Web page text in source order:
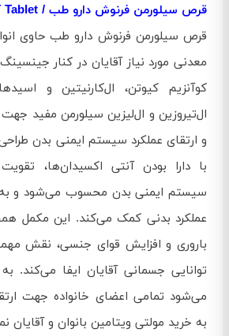
قرص سیلورمن فرنوش دارو طب / Silver Man FDT Tablet
قرص سیلورمن فرنوش دارو طب حاوی
معدنی مورد نیاز آقایان در کنار جینسینگ
کوآنزیم کیوتن، ال‌کارنیتین و
ال‌تیروزین و ال‌لیزین سیلورمن مفید
و ارتقای عملکرد سیستم ایمنی بدن
با دارا بودن آنتی اکسیدان‌ها،
سیستم ایمنی بدن محسوب می‌شود و به
عملکرد بدنی کمک می‌کند. این مکمل
باروری و افزایش قوای جنسی، نقش
توانایی جسمانی آقایان ایفا می‌کند.
می‌شود تمامی اعضای خانواده جهت
به خرید مولتی ویتامین بانوان و آقایان